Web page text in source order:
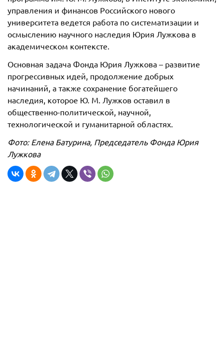
управления и финансов Российского нового
университета ведется работа по систематизации и
осмыслению научного наследия Юрия Лужкова в
академическом контексте.
Основная задача Фонда Юрия Лужкова – развитие
прогрессивных идей, продолжение добрых
начинаний, а также сохранение богатейшего
наследия, которое Ю. М. Лужков оставил в
общественно-политической, научной,
технологической и гуманитарной областях.
Фото: Елена Батурина, Председатель Фонда Юрия
Лужкова